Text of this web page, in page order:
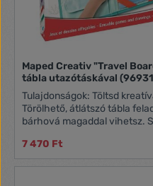
Maped Creativ "Travel
tábla
Tulajdonságok: Töltsd kreatívan az időd utazás közben is!
Törölhető, átlátszó tábla
bárhová magaddal vihetsz.
dobozban 12 izgalmas feladat vár rád! 4 éves
A doboz tartalma: 1 db textil
7 470 Ft